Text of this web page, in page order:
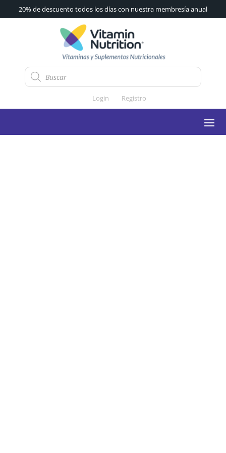
20% de descuento todos los días con nuestra membresía anual
Búsqueda
de
productos
Login
Registro